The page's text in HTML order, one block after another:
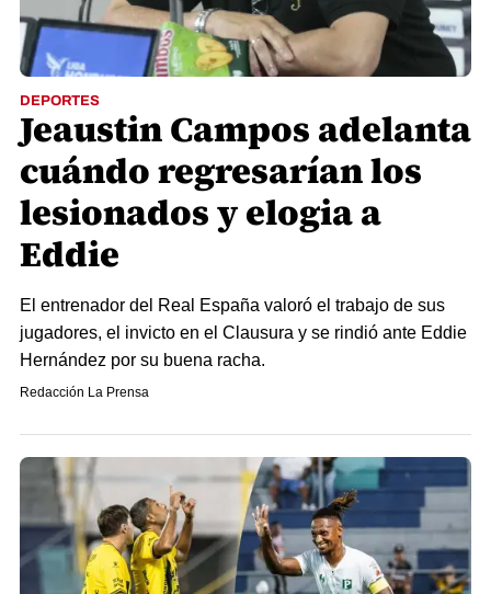
DEPORTES
Jeaustin Campos adelanta
cuándo regresarían los
lesionados y elogia a
Eddie
El entrenador del Real España valoró el trabajo de sus
jugadores, el invicto en el Clausura y se rindió ante Eddie
Hernández por su buena racha.
Redacción La Prensa